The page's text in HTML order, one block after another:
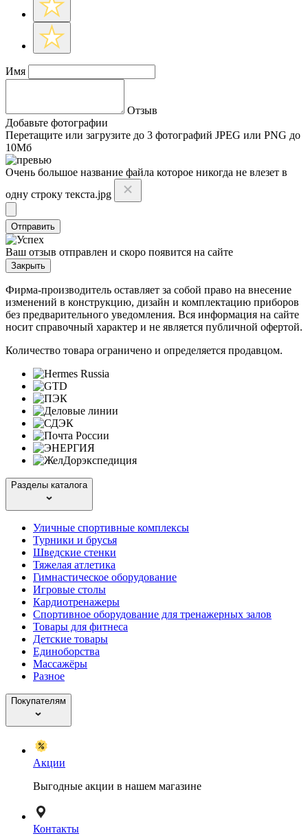
Имя
Отзыв
Добавьте фотографии
Перетащите или загрузите до 3 фотографий JPEG или PNG до
10Мб
Очень большое название файла которое никогда не влезет в
одну строку текста.jpg
Отправить
Ваш отзыв отправлен и скоро появится на сайте
Закрыть
Фирма-производитель оставляет за собой право на внесение
изменений в конструкцию, дизайн и комплектацию приборов
без предварительного уведомления. Вся информация на сайте
носит справочный характер и не является публичной офертой.
Количество товара ограничено и определяется продавцом.
Разделы каталога
Уличные спортивные комплексы
Турники и брусья
Шведские стенки
Тяжелая атлетика
Гимнастическое оборудование
Игровые столы
Кардиотренажеры
Спортивное оборудование для тренажерных залов
Товары для фитнеса
Детские товары
Единоборства
Массажёры
Разное
Покупателям
Акции
Выгодные акции в нашем магазине
Контакты